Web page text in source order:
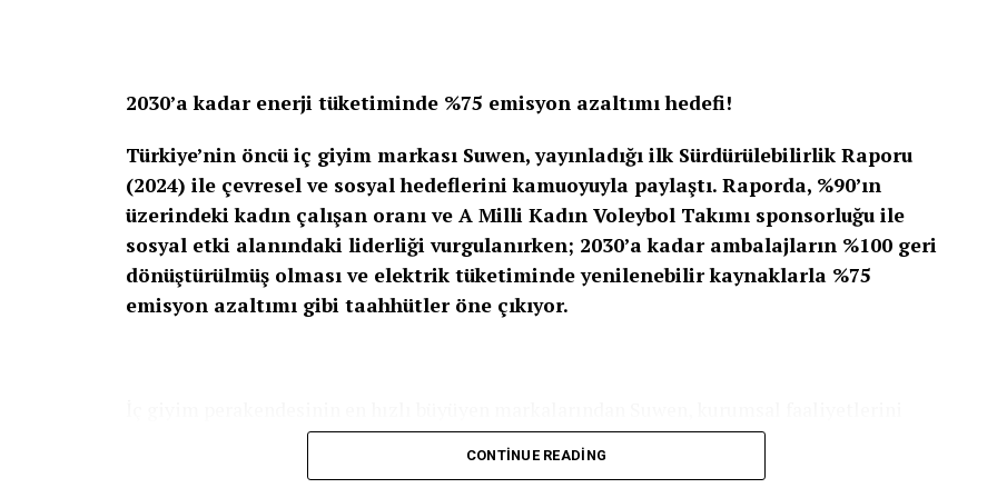
2030’a kadar enerji tüketiminde %75 emisyon azaltımı hedefi!
Türkiye’nin öncü iç giyim markası Suwen, yayınladığı ilk Sürdürülebilirlik Raporu
(2024) ile çevresel ve sosyal hedeflerini kamuoyuyla paylaştı. Raporda, %90’ın
üzerindeki kadın çalışan oranı ve A Milli Kadın Voleybol Takımı sponsorluğu ile
sosyal etki alanındaki liderliği vurgulanırken; 2030’a kadar ambalajların %100 geri
dönüştürülmüş olması ve elektrik tüketiminde yenilenebilir kaynaklarla %75
emisyon azaltımı gibi taahhütler öne çıkıyor.
çevresel, sosyal ve yönetişim (ESG) boyutlarıyla bütüncül olarak ele aldığı 2024
CONTINUE READING